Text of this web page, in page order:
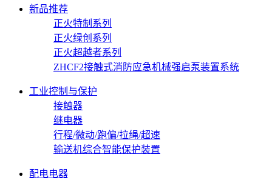
新品推荐
正火特制系列
正火绿创系列
正火超越者系列
ZHCF2接触式消防应急机械强启泵装置系统
工业控制与保护
接触器
继电器
行程/微动/跑偏/拉绳/超速
输送机综合智能保护装置
配电电器